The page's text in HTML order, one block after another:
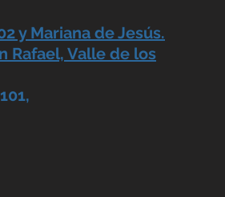
y Mariana de Jesús.
Rafael, Valle de los